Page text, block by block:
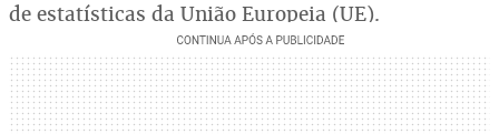
de estatísticas da União Europeia (UE).